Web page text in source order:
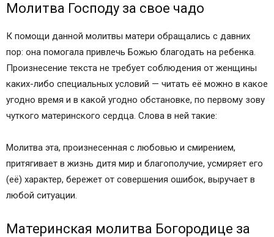
Молитва Господу за свое чадо
К помощи данной молитвы матери обращались с давних
пор: она помогала привлечь Божью благодать на ребенка.
Произнесение текста не требует соблюдения от женщины
каких-либо специальных условий — читать её можно в какое
угодно время и в какой угодно обстановке, по первому зову
чуткого материнского сердца. Слова в ней такие:
Молитва эта, произнесенная с любовью и смирением,
притягивает в жизнь дитя мир и благополучие, усмиряет его
(её) характер, бережет от совершения ошибок, выручает в
любой ситуации.
Материнская молитва Богородице за